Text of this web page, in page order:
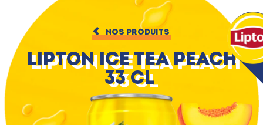
NOS PRODUITS
Lipton Ice Tea Peach
33 cl